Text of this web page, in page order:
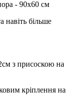
- 90х60 см
навіть більше
з присоскою на
кріплення на